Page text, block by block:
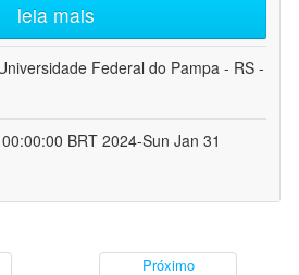
leia mais
Federal do Pampa - RS -
BRT 2024-Sun Jan 31
Próximo